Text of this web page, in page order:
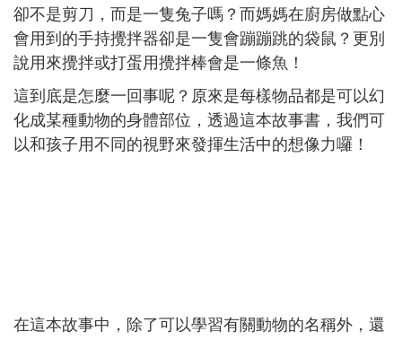
卻不是剪刀，而是一隻兔子嗎？而媽媽在廚房做點心
會用到的手持攪拌器卻是一隻會蹦蹦跳的袋鼠？更別
說用來攪拌或打蛋用攪拌棒會是一條魚！
這到底是怎麼一回事呢？原來是每樣物品都是可以幻
化成某種動物的身體部位，透過這本故事書，我們可
以和孩子用不同的視野來發揮生活中的想像力囉！
在這本故事中，除了可以學習有關動物的名稱外，還